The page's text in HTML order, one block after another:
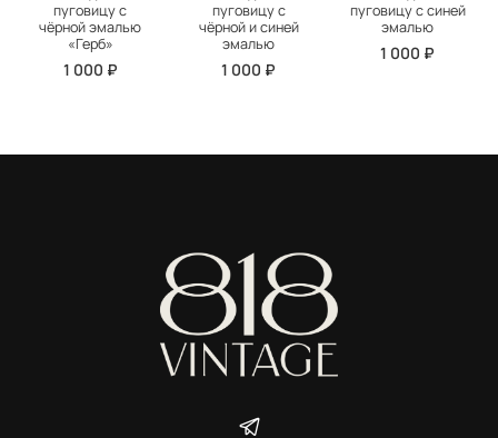
пуговицу с
чёрной эмалью
«Герб»
1 000 ₽
пуговицу с
чёрной и синей
эмалью
1 000 ₽
пуговицу с синей
эмалью
1 000 ₽